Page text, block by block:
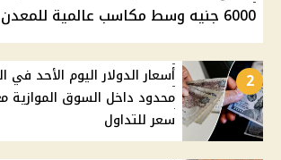
6000 جنيه وسط مكاسب عالمية للمعدن
2
أسعار الدولار اليوم الأحد في
محدود داخل السوق الموازية
سعر للتداول